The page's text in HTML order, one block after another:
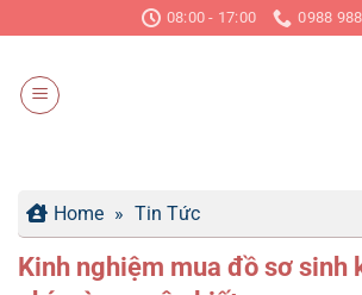
đến
dung
08:00 - 17:00 0988
Home » Tin Tức
Kinh nghiệm mua đồ sơ sinh